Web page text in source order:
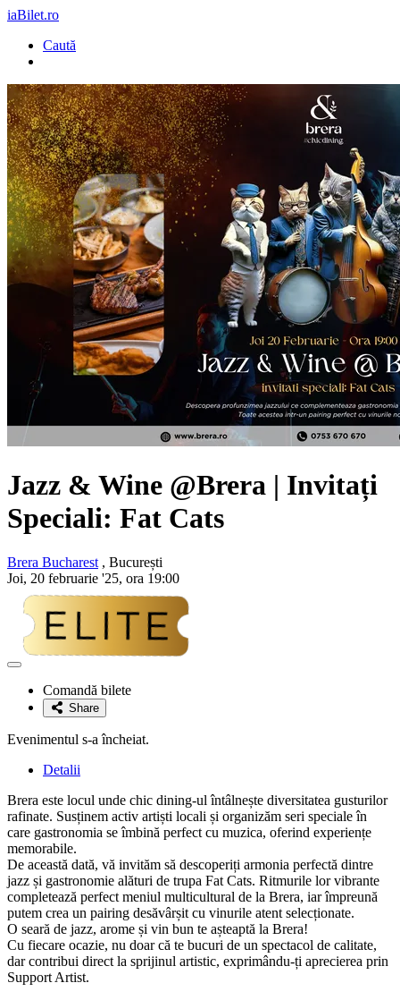
iaBilet.ro
Caută
Jazz & Wine @Brera | Invitați
Speciali: Fat Cats
Brera Bucharest , București
Joi, 20 februarie '25, ora 19:00
Adaugă
favoriteComandă bilete
Share
Evenimentul s-a încheiat.
Detalii
Brera este locul unde chic dining-ul întâlnește diversitatea gusturilor
rafinate. Susținem activ artiști locali și organizăm seri speciale în
care gastronomia se îmbină perfect cu muzica, oferind experiențe
memorabile.
De această dată, vă invităm să descoperiți armonia perfectă dintre
jazz și gastronomie alături de trupa Fat Cats. Ritmurile lor vibrante
completează perfect meniul multicultural de la Brera, iar împreună
putem crea un pairing desăvârșit cu vinurile atent selecționate.
O seară de jazz, arome și vin bun te așteaptă la Brera!
Cu fiecare ocazie, nu doar că te bucuri de un spectacol de calitate,
dar contribui direct la sprijinul artistic, exprimându-ți aprecierea prin
Support Artist.